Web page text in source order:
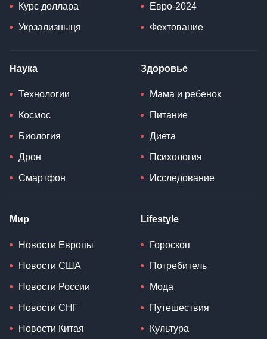
Курс доллара
Укрзализныця
Евро-2024
Фехтование
Наука
Технологии
Космос
Биология
Дрон
Смартфон
Здоровье
Мама и ребенок
Питание
Диета
Психология
Исследование
Мир
Новости Европы
Новости США
Новости России
Новости СНГ
Новости Китая
Lifestyle
Гороскоп
Потребитель
Мода
Путешествия
Культура